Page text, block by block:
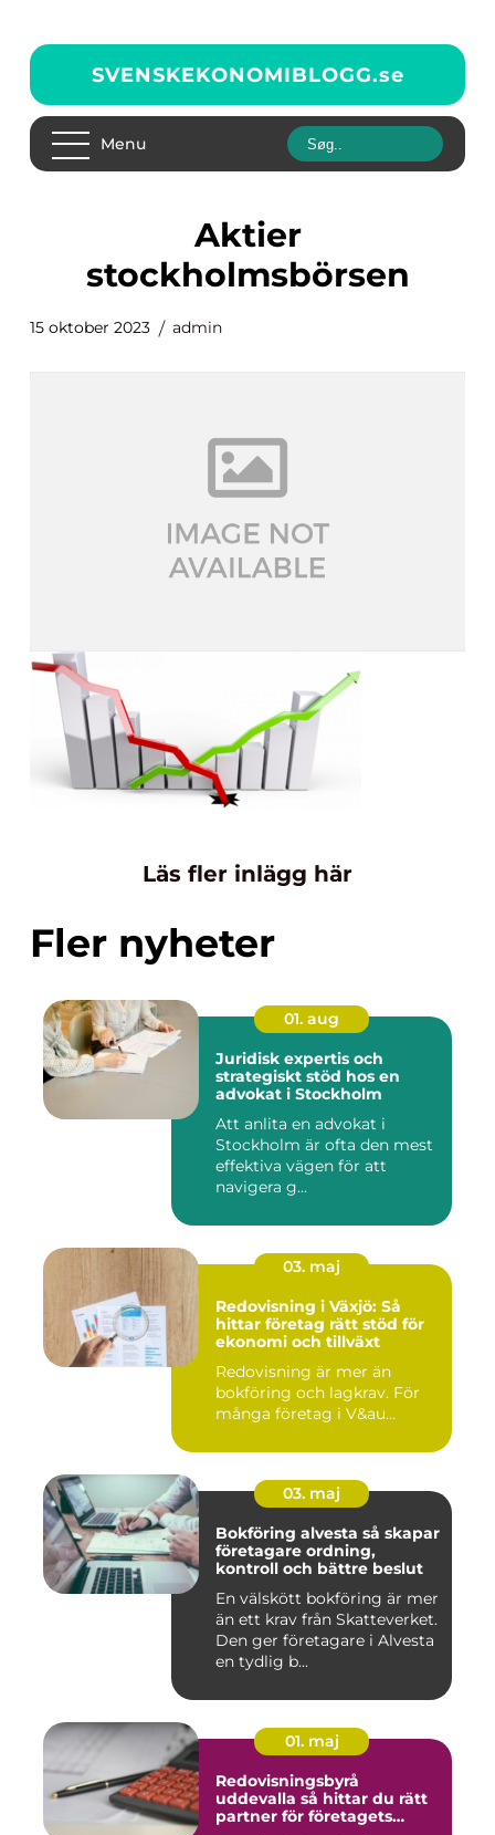
SVENSKEKONOMIBLOGG.se
Menu
aktier
stockholmsbörsen
15 oktober 2023 admin
Läs fler inlägg här
Fler nyheter
01. aug
Juridisk expertis och
strategiskt stöd hos en
advokat i Stockholm
Att anlita en advokat i
Stockholm är ofta den mest
effektiva vägen för att
navigera g...
03. maj
Redovisning i Växjö: Så
hittar företag rätt stöd för
ekonomi och tillväxt
Redovisning är mer än
bokföring och lagkrav. För
många företag i V&au...
03. maj
Bokföring alvesta så skapar
företagare ordning,
kontroll och bättre beslut
En välskött bokföring är mer
än ett krav från Skatteverket.
Den ger företagare i Alvesta
en tydlig b...
01. maj
Redovisningsbyrå
uddevalla så hittar du rätt
partner för företagets